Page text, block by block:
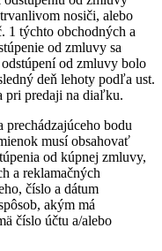
nosiči, alebo
1 týchto obchodných a
od zmluvy sa
od zmluvy bolo
deň lehoty podľa ust.
pri predaji na diaľku.
bodu
musí obsahovať
od kúpnej zmluvy,
a reklamačných
číslo a dátum
akým má
číslo účtu a/alebo